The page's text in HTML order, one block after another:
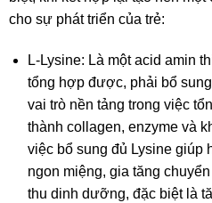
cho sự phát triển của trẻ:
L-Lysine: Là một acid amin
tổng hợp được, phải bổ
vai trò nền tảng trong việc
thành collagen, enzyme và
việc bổ sung đủ Lysine giúp
ngon miệng, gia tăng
thu dinh dưỡng, đặc biệt là